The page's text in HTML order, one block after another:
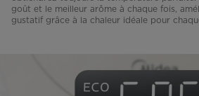
goût et le meilleur arôme à chaque fois,
gustatif grâce à la chaleur idéale pour